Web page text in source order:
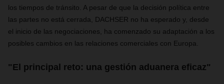
los tiempos de tránsito. A pesar de que la decisión política entre
las partes no está cerrada, DACHSER no ha esperado y, desde
el inicio de las negociaciones, ha comenzado su adaptación a los
posibles cambios en las relaciones comerciales con Europa.
"El principal reto: una gestión aduanera eficaz"